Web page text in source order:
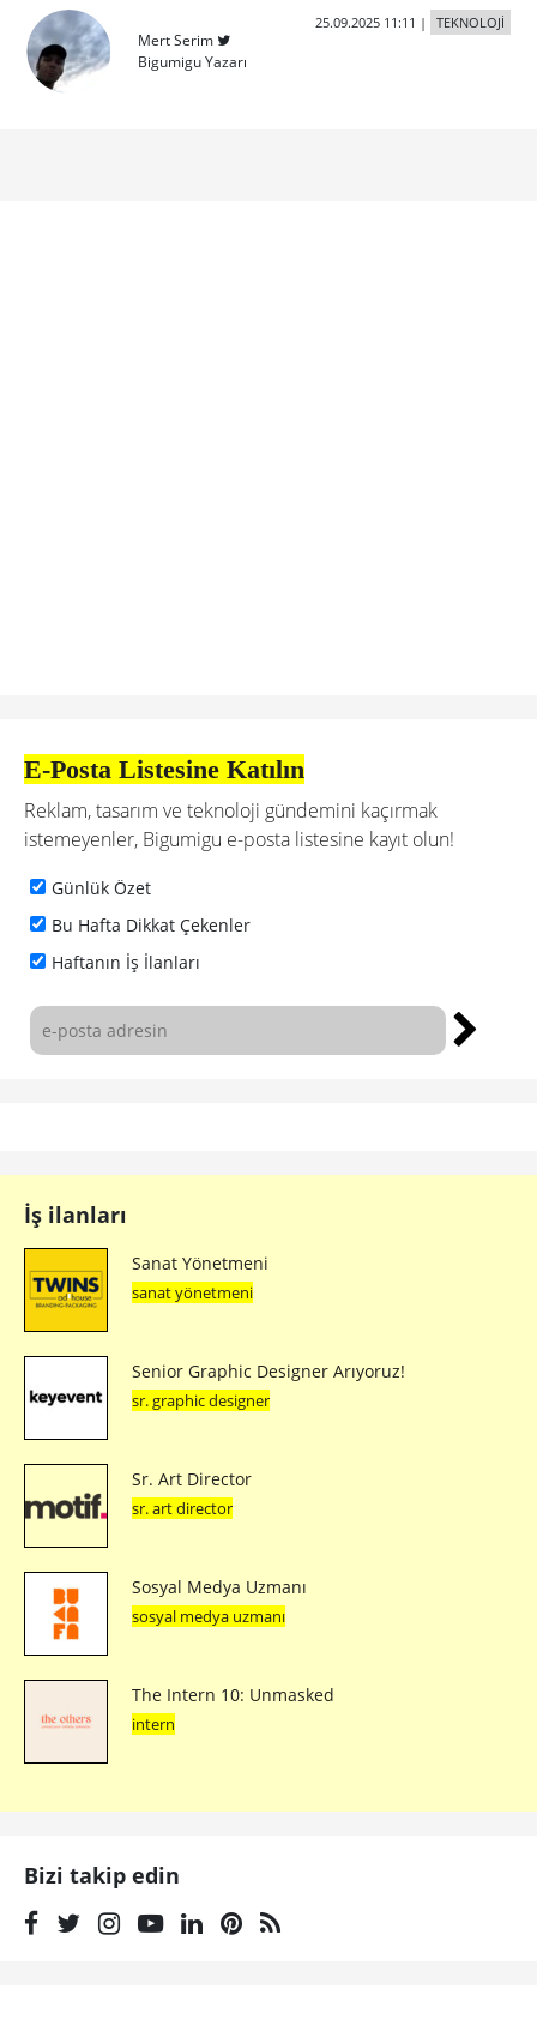
Mert Serim
Bigumigu Yazarı
25.09.2025 11:11 | TEKNOLOJİ
E-Posta Listesine Katılın
Reklam, tasarım ve teknoloji gündemini kaçırmak
istemeyenler, Bigumigu e-posta listesine kayıt olun!
Günlük Özet
Bu Hafta Dikkat Çekenler
Haftanın İş İlanları
İş ilanları
Sanat Yönetmeni
sanat yönetmeni
Senior Graphic Designer Arıyoruz!
sr. graphic designer
Sr. Art Director
sr. art director
Sosyal Medya Uzmanı
sosyal medya uzmanı
The Intern 10: Unmasked
intern
Bizi takip edin